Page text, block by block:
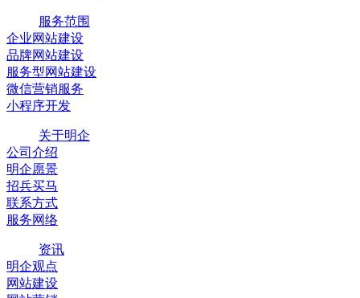
服务范围
企业网站建设
品牌网站建设
服务型网站建设
微信营销服务
小程序开发
关于明企
公司介绍
明企愿景
招兵买马
联系方式
服务网络
资讯
明企观点
网站建设